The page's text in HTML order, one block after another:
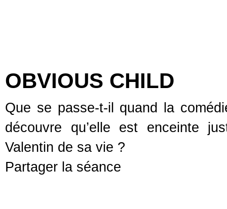
OBVIOUS CHILD
Que se passe-t-il quand la
découvre qu’elle est enceinte
Valentin de sa vie ?
Partager la séance